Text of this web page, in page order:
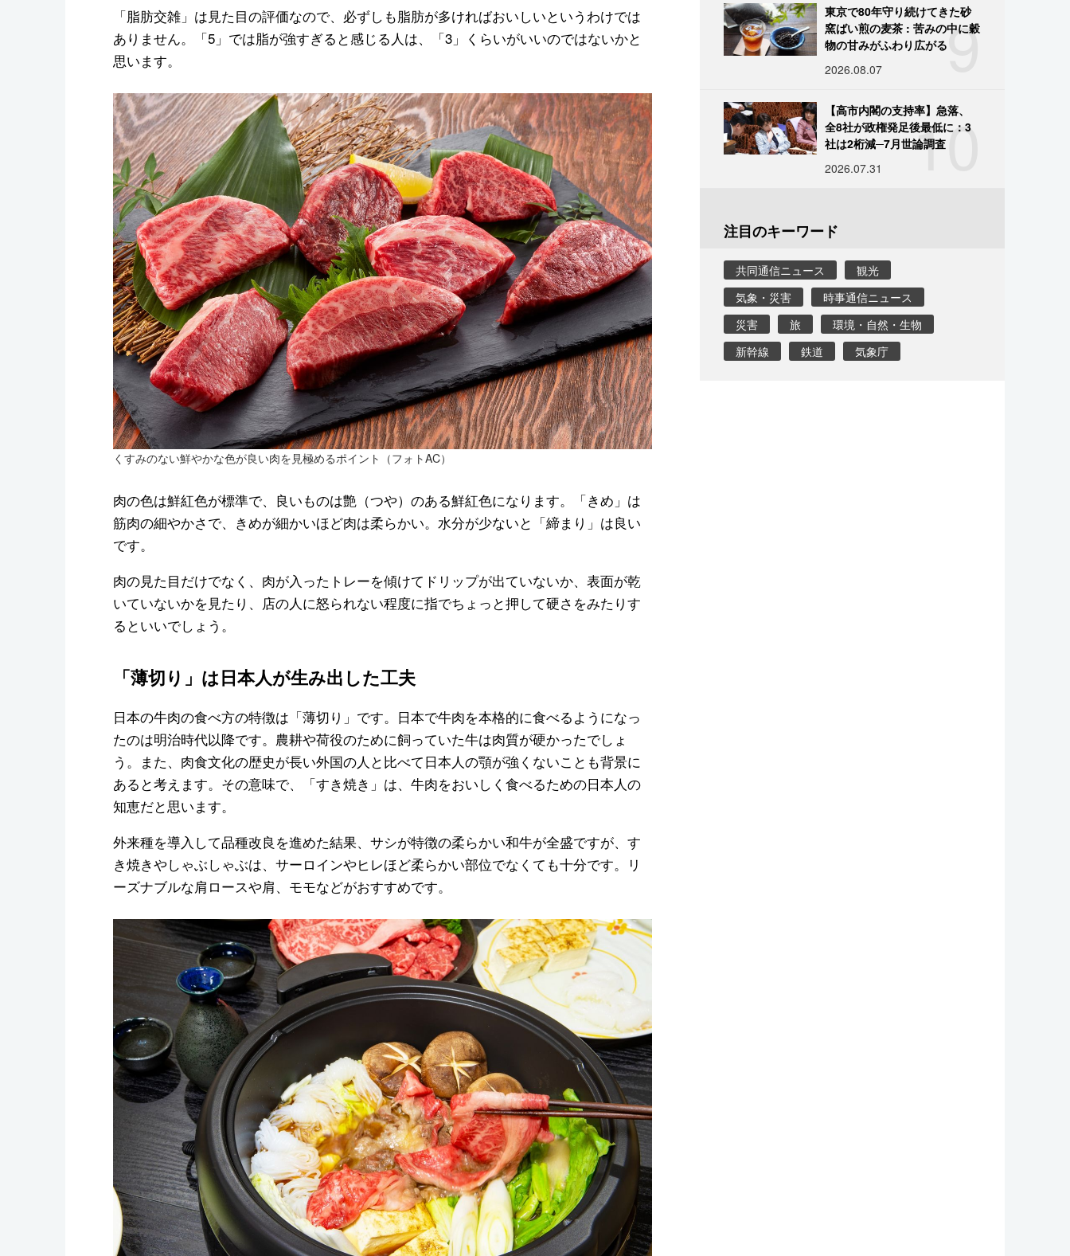
「脂肪交雑」は見た目の評価なので、必ずしも脂肪が多ければおいしいというわけでは
ありません。「5」では脂が強すぎると感じる人は、「3」くらいがいいのではないかと
思います。
くすみのない鮮やかな色が良い肉を見極めるポイント（フォトAC）
肉の色は鮮紅色が標準で、良いものは艶（つや）のある鮮紅色になります。「きめ」は
筋肉の細やかさで、きめが細かいほど肉は柔らかい。水分が少ないと「締まり」は良い
です。
肉の見た目だけでなく、肉が入ったトレーを傾けてドリップが出ていないか、表面が乾
いていないかを見たり、店の人に怒られない程度に指でちょっと押して硬さをみたりす
るといいでしょう。
「薄切り」は日本人が生み出した工夫
日本の牛肉の食べ方の特徴は「薄切り」です。日本で牛肉を本格的に食べるようになっ
たのは明治時代以降です。農耕や荷役のために飼っていた牛は肉質が硬かったでしょ
う。また、肉食文化の歴史が長い外国の人と比べて日本人の顎が強くないことも背景に
あると考えます。その意味で、「すき焼き」は、牛肉をおいしく食べるための日本人の
知恵だと思います。
外来種を導入して品種改良を進めた結果、サシが特徴の柔らかい和牛が全盛ですが、す
き焼きやしゃぶしゃぶは、サーロインやヒレほど柔らかい部位でなくても十分です。リ
ーズナブルな肩ロースや肩、モモなどがおすすめです。
9
東京で80年守り続けてきた砂
窯ばい煎の麦茶 : 苦みの中に穀
物の甘みがふわり広がる
2026.08.07
10
【高市内閣の支持率】急落、
全8社が政権発足後最低に：3
社は2桁減─7月世論調査
2026.07.31
注目のキーワード
共同通信ニュース
観光
気象・災害
時事通信ニュース
災害
旅
環境・自然・生物
新幹線
鉄道 気象庁